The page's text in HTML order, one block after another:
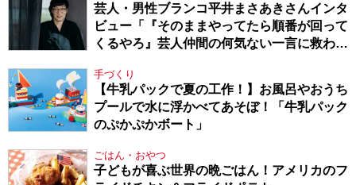
芸人・男性ブランコ平井まさあきさんインタ
ビュー「『そのままやってたら順番が回って
くるやろ』芸人仲間の何気ない一言に救われ
手づくり
【牛乳パックで夏の工作！】お風呂やおうち
プールで水に浮かべてあそぼ！「牛乳パック
のぷかぷかボート」
ごはん・おやつ
子どもが喜ぶ世界の晩ごはん！アメリカのフ